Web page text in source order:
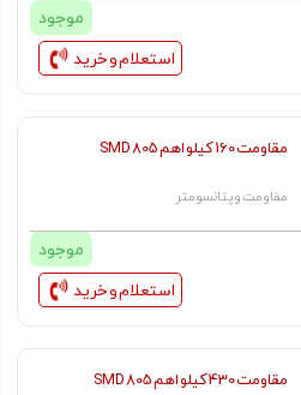
موجود
استعلام و خرید
مقاومت 160 کیلو اهم SMD 805
مقاومت و پتانسومتر
موجود
استعلام و خرید
مقاومت 430 کیلو اهم SMD 805